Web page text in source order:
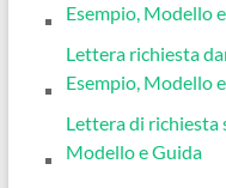
Esempio, Modello
Lettera richiesta
Esempio, Modello
Lettera di richiesta
Modello e Guida